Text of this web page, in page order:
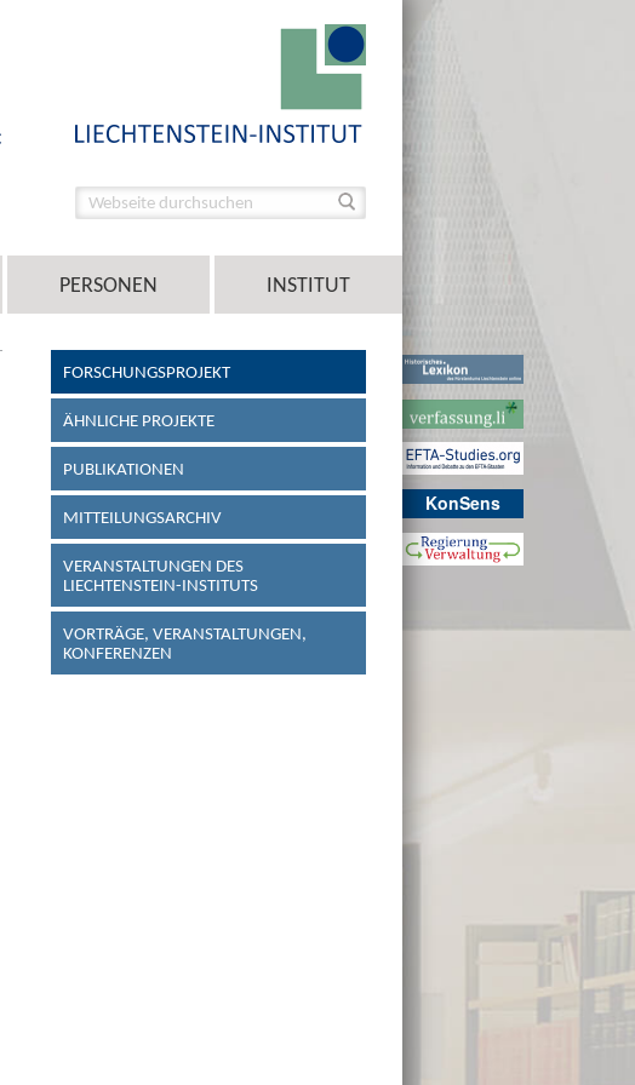
KonSens
PERSONEN INSTITUT
FORSCHUNGSPROJEKT
ÄHNLICHE PROJEKTE
PUBLIKATIONEN
MITTEILUNGSARCHIV
VERANSTALTUNGEN DES
LIECHTENSTEIN-INSTITUTS
VORTRÄGE, VERANSTALTUNGEN,
KONFERENZEN